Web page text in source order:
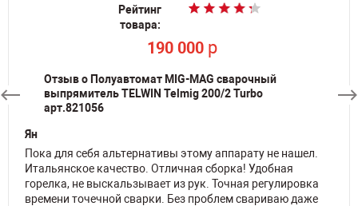
Рейтинг
товара:
190 000 p
Отзыв о Полуавтомат MIG-MAG сварочный
выпрямитель TELWIN Telmig 200/2 Turbo
арт.821056
Ян
Пока для себя альтернативы этому аппарату не нашел.
Итальянское качество. Отличная сборка! Удобная
горелка, не выскальзывает из рук. Точная регулировка
времени точечной сварки. Без проблем свариваю даже
Рейтинг
товара:
190 000 p
Рейтинг
товара:
28 780p